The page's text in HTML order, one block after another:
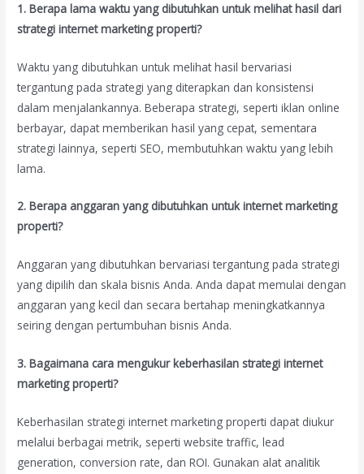
1. Berapa lama waktu yang dibutuhkan untuk melihat hasil dari
strategi internet marketing properti?
Waktu yang dibutuhkan untuk melihat hasil bervariasi
tergantung pada strategi yang diterapkan dan konsistensi
dalam menjalankannya. Beberapa strategi, seperti iklan online
berbayar, dapat memberikan hasil yang cepat, sementara
strategi lainnya, seperti SEO, membutuhkan waktu yang lebih
lama.
2. Berapa anggaran yang dibutuhkan untuk internet marketing
properti?
Anggaran yang dibutuhkan bervariasi tergantung pada strategi
yang dipilih dan skala bisnis Anda. Anda dapat memulai dengan
anggaran yang kecil dan secara bertahap meningkatkannya
seiring dengan pertumbuhan bisnis Anda.
3. Bagaimana cara mengukur keberhasilan strategi internet
marketing properti?
Keberhasilan strategi internet marketing properti dapat diukur
melalui berbagai metrik, seperti website traffic, lead
generation, conversion rate, dan ROI. Gunakan alat analitik